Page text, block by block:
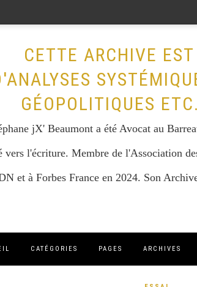
CETTE ARCHIVE
GÉOPOLITIQUES
jX' Beaumont a été Avocat au
vers l'écriture. Membre de l'Association
et à Forbes France en 2024. Son
CATÉGORIES PAGES ARCHIVES